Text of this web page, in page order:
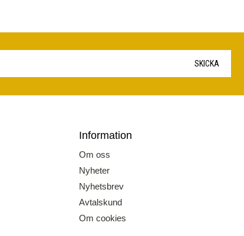
SKICKA
Information
Om oss
Nyheter
Nyhetsbrev
Avtalskund
Om cookies